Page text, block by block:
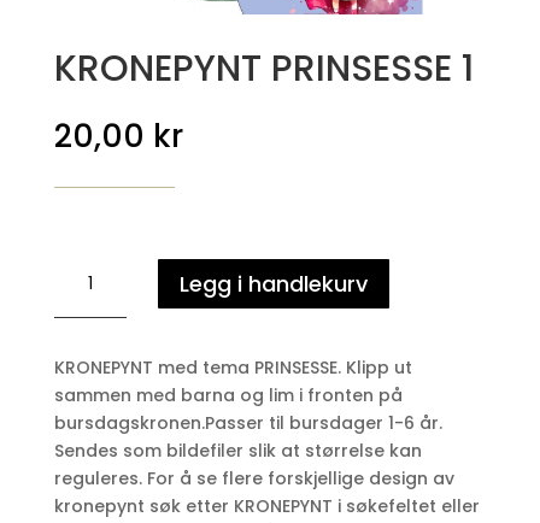
KRONEPYNT PRINSESSE 1
20,00 kr
PRINSESSE
1
Legg i handlekurv
KRONEPYNT med tema PRINSESSE. Klipp ut
sammen med barna og lim i fronten på
bursdagskronen.Passer til bursdager 1-6 år.
Sendes som bildefiler slik at størrelse kan
reguleres. For å se flere forskjellige design av
kronepynt søk etter KRONEPYNT i søkefeltet eller